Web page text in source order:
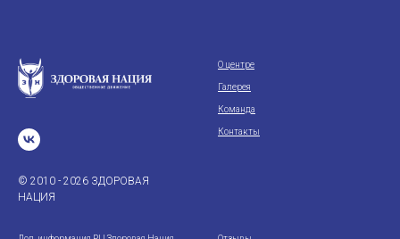
© 2010 - 2026 ЗДОРОВАЯ
НАЦИЯ
О центре
Галерея
Команда
Контакты